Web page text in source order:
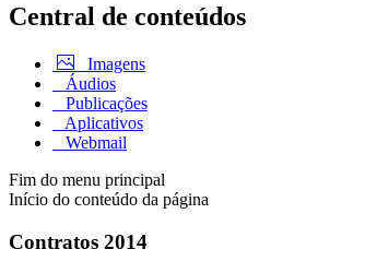
Central de conteúdos
Imagens
Áudios
Publicações
Aplicativos
Webmail
Fim do menu principal
Início do conteúdo da página
Contratos 2014